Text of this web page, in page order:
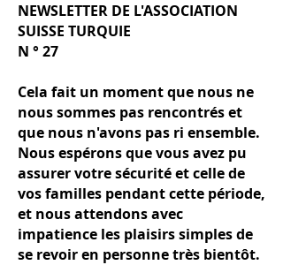
NEWSLETTER DE L'ASSOCIATION
SUISSE TURQUIE
N ° 27
Cela fait un moment que nous ne
nous sommes pas rencontrés et
que nous n'avons pas ri ensemble.
Nous espérons que vous avez pu
assurer votre sécurité et celle de
vos familles pendant cette période,
et nous attendons avec
impatience les plaisirs simples de
se revoir en personne très bientôt.